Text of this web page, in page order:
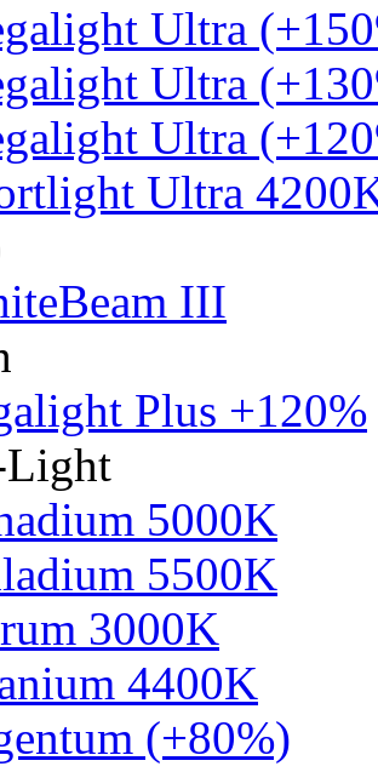
Ultra
Ultra
Ultra
Ultra
III
Plus +120%
5000K
5500K
3000K
4400K
(+80%)